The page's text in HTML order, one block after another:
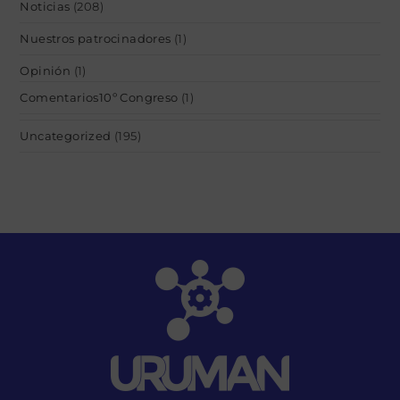
Noticias (208)
Nuestros patrocinadores (1)
Opinión (1)
Comentarios10º Congreso (1)
Uncategorized (195)